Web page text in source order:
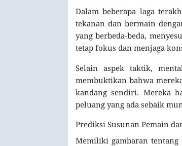
Dalam beberapa laga
tekanan dan bermain
yang berbeda-beda,
tetap fokus dan menjaga
Selain aspek taktik,
membuktikan bahwa
kandang sendiri. Mereka
peluang yang ada sebaik
Prediksi Susunan Pemain
Memiliki gambaran tentang